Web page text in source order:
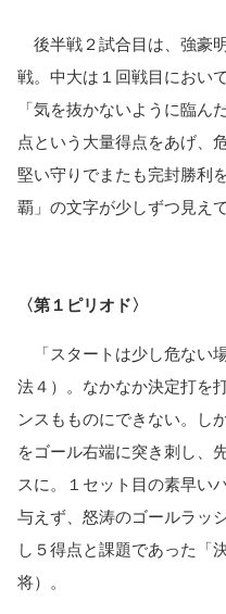
後半戦２試合目は、強豪
戦。中大は１回戦目におい
「気を抜かないように臨ん
点という大量得点をあげ、
堅い守りでまたも完封勝利
覇」の文字が少しずつ見えて
〈第１ピリオド〉
「スタートは少し危ない
法４）。なかなか決定打を
ンスもものにできない。し
をゴール右端に突き刺し、
スに。１セット目の素早い
与えず、怒涛のゴールラッ
し５得点と課題であった「
将）。